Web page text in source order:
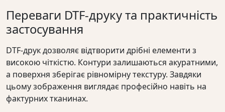
Переваги DTF-друку та практичність
застосування
DTF-друк дозволяє відтворити дрібні елементи з
високою чіткістю. Контури залишаються акуратними,
а поверхня зберігає рівномірну текстуру. Завдяки
цьому зображення виглядає професійно навіть на
фактурних тканинах.